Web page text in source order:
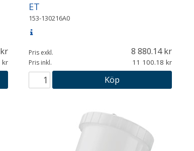
ET
153-130216A0
Pris exkl. 8 880.14
Pris inkl. 11 100.18
Köp